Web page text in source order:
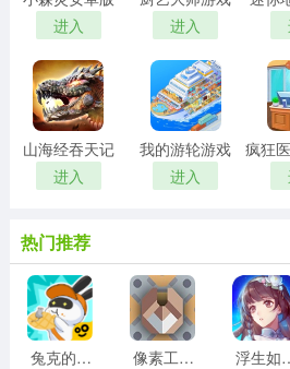
进入
进入
山海经吞天记
进入
我的游轮游戏
进入
热门推荐
兔克的餐厅游戏 像素工厂模组最新版 浮生如